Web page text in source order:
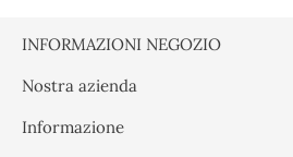
INFORMAZIONI NEGOZIO
Nostra azienda
Informazione